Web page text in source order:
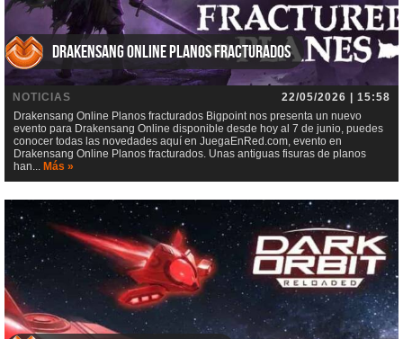
Drakensang Online Planos fracturados
NOTICIAS
22/05/2026 | 15:58
Drakensang Online Planos fracturados Bigpoint nos presenta un nuevo
evento para Drakensang Online disponible desde hoy al 7 de junio, puedes
conocer todas las novedades aquí en JuegaEnRed.com, evento en
Drakensang Online Planos fracturados. Unas antiguas fisuras de planos
han... Más »